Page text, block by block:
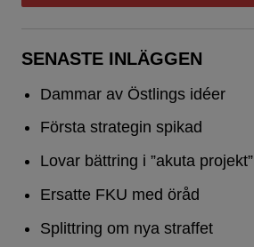
SENASTE INLÄGGEN
Dammar av Östlings idéer
Första strategin spikad
Lovar bättring i ”akuta projekt”
Ersatte FKU med öråd
Splittring om nya straffet